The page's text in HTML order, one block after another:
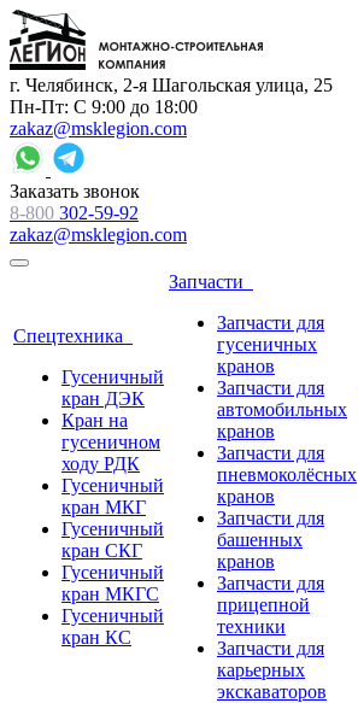
г. Челябинск, 2-я Шагольская улица, 25
Пн-Пт: С 9:00 до 18:00
zakaz@msklegion.com
Заказать звонок
8-800 302-59-92
zakaz@msklegion.com
Спецтехника
Гусеничный
кран ДЭК
Кран на
гусеничном
ходу РДК
Гусеничный
кран МКГ
Гусеничный
кран СКГ
Гусеничный
кран МКГС
Гусеничный
кран КС
Запчасти
Запчасти для
гусеничных
кранов
Запчасти для
автомобильных
кранов
Запчасти для
пневмоколёсных
кранов
Запчасти для
башенных
кранов
Запчасти для
прицепной
техники
Запчасти для
карьерных
экскаваторов